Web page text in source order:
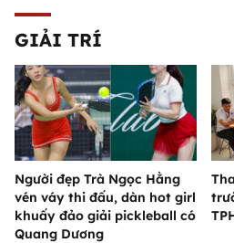
GIẢI TRÍ
Người đẹp Trà Ngọc Hằng
vén váy thi đấu, dàn hot girl
khuấy đảo giải pickleball có
Quang Dương